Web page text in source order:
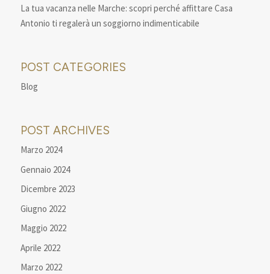
La tua vacanza nelle Marche: scopri perché affittare Casa
Antonio ti regalerà un soggiorno indimenticabile
POST CATEGORIES
Blog
POST ARCHIVES
Marzo 2024
Gennaio 2024
Dicembre 2023
Giugno 2022
Maggio 2022
Aprile 2022
Marzo 2022